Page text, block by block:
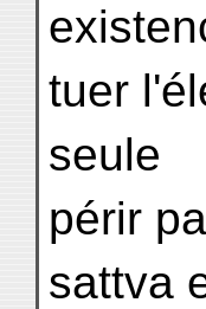
tuer
seule
périr
sattva